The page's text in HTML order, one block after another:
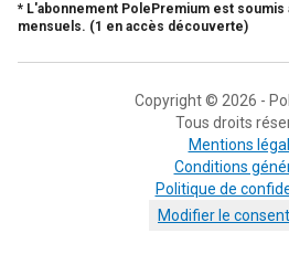
* L'abonnement PolePremium est soumis
mensuels. (1 en accès découverte)
Copyright © 2026 -
Tous droits
Mentions
Conditions
Politique de
Modifier le